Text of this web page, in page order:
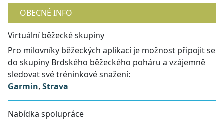
OBECNÉ INFO
Virtuální běžecké skupiny
Pro milovníky běžeckých aplikací je možnost připojit se
do skupiny Brdského běžeckého poháru a vzájemně
sledovat své tréninkové snažení:
Garmin, Strava
Nabídka spolupráce